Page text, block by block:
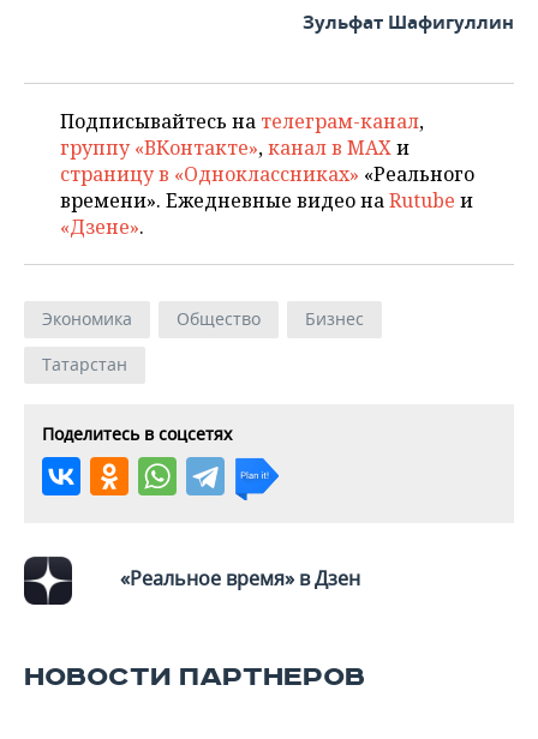
Зульфат Шафигуллин
Подписывайтесь на телеграм-канал,
группу «ВКонтакте»,канал в MAXи
страницу в «Одноклассниках» «Реального
времени». Ежедневные видео наRutube и
«Дзене».
Экономика Общество
Бизнес
Татарстан
Поделитесь в соцсетях
«Реальное время» в Дзен
НОВОСТИ ПАРТНЕРОВ